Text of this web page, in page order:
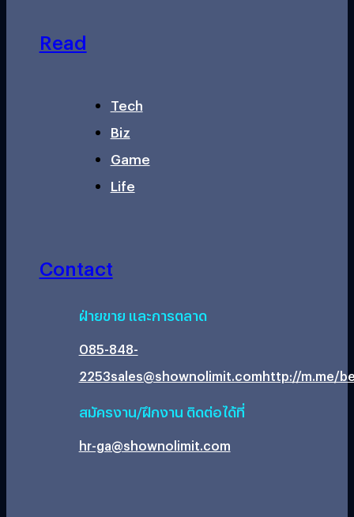
Read
Tech
Biz
Game
Life
Contact
ฝ่ายขาย และการตลาด
085-848-
2253sales@shownolimit.comhttp://m.me/
สมัครงาน/ฝึกงาน ติดต่อได้ที่
hr-ga@shownolimit.com